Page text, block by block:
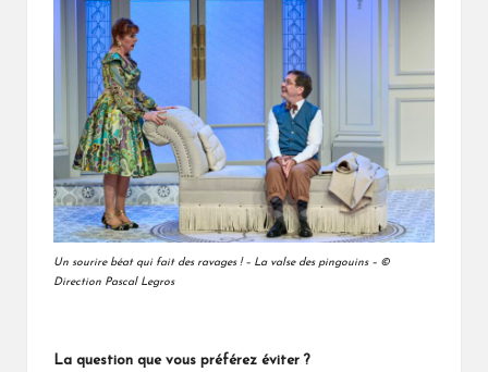
Un sourire béat qui fait des ravages ! – La valse des pingouins – ©
Direction Pascal Legros
La question que vous préférez éviter ?